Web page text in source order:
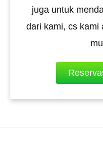
juga untuk
dari kami, cs kami